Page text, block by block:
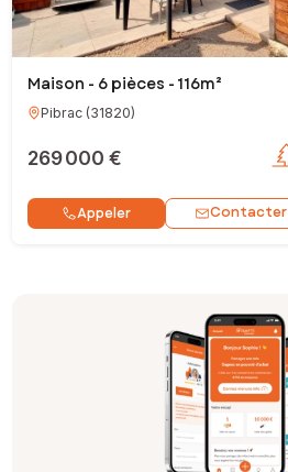
Maison - 6 pièces - 116m²
Pibrac(31820)
269 000 €
Appeler Contacter